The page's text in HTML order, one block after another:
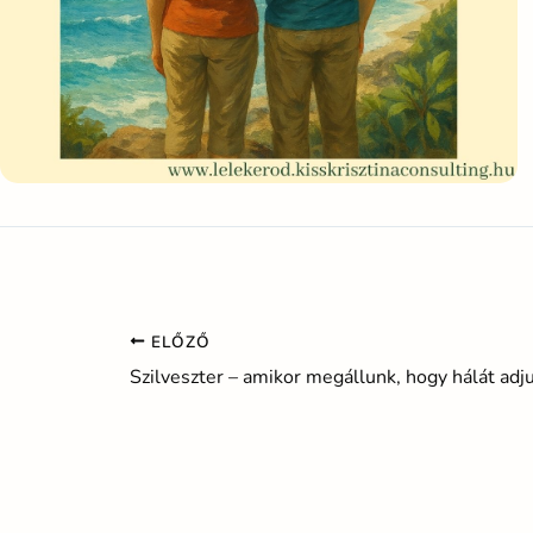
ELŐZŐ
Szilveszter – amikor megállunk, hogy hálát